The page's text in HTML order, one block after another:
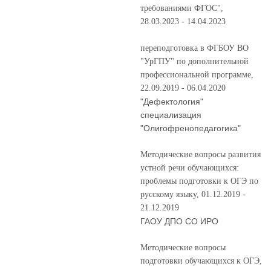
требованиями ФГОС",
28.03.2023 - 14.04.2023
переподготовка в ФГБОУ ВО
"УрГПУ" по дополнительной
профессиональной программе,
22.09.2019 - 06.04.2020
"Дефектология"
специализация
"Олигофренопедагогика"
Методические вопросы развития
устной речи обучающихся:
проблемы подготовки к ОГЭ по
русскому языку, 01.12.2019 -
21.12.2019
ГАОУ ДПО СО ИРО
Методические вопросы
подготовки обучающихся к ОГЭ,